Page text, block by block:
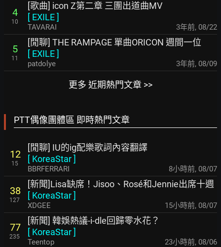
4
10
[歌曲] icon Z第二章 三團出道曲MV
[ EXILE]
TAVARAI 3年前, 08/22
5
11
[閒聊] THE RAMPAGE 單曲ORICON 週間一位
[ EXILE]
patdolye 3年前, 08/09
更多 近期熱門文章 >>
PTT偶像團體區 即時熱門文章
12
15
[閒聊] IU的ig配樂歌詞內容翻譯
[ KoreaStar]
BBRFERRARI 8小時前, 08/07
38
127
[新聞]Lisa缺席！Jisoo、Rosé和Jennie出席十週
[ KoreaStar]
XDGEE 15小時前, 08/07
77
235
[新聞] 韓娛熱議-i-dle回歸零水花？
[ KoreaStar]
Teentop 23小時前, 08/06